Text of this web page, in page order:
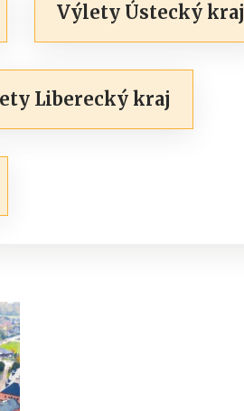
Výlety Ústecký kraj
Liberecký kraj